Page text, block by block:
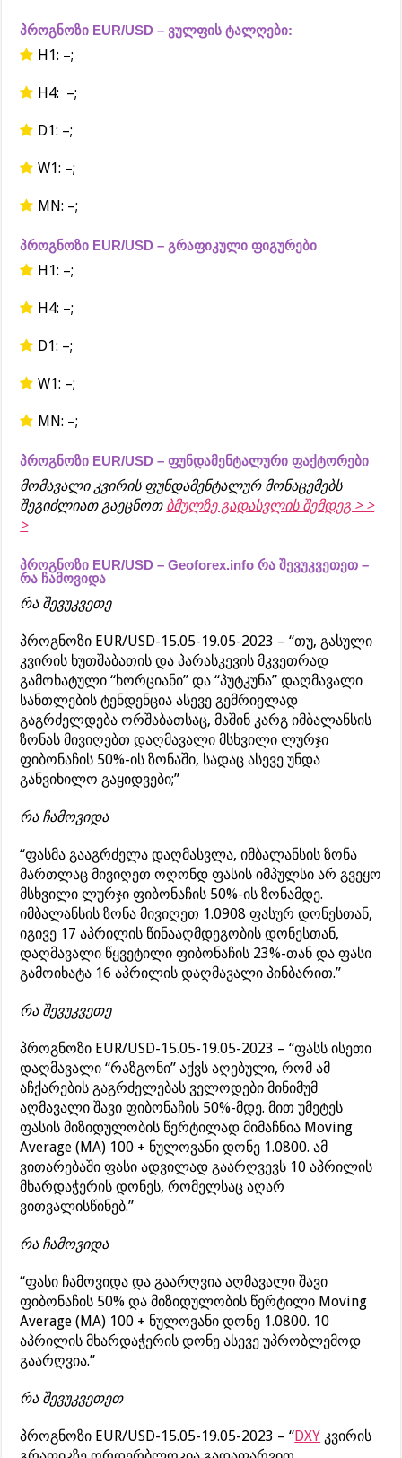
პროგნოზი EUR/USD – ვულფის ტალღები:
H1: –;
H4: –;
D1: –;
W1: –;
MN: –;
პროგნოზი EUR/USD – გრაფიკული ფიგურები
H1: –;
H4: –;
D1: –;
W1: –;
MN: –;
პროგნოზი EUR/USD – ფუნდამენტალური ფაქტორები
მომავალი კვირის ფუნდამენტალურ მონაცემებს
შეგიძლიათ გაეცნოთ ბმულზე გადასვლის შემდეგ > >
>
პროგნოზი EUR/USD – Geoforex.info რა შევუკვეთეთ –
რა ჩამოვიდა
რა შევუკვეთე
პროგნოზი EUR/USD-15.05-19.05-2023 – “თუ, გასული
კვირის ხუთშაბათის და პარასკევის მკვეთრად
გამოხატული “ხორციანი” და “პუტკუნა” დაღმავალი
სანთლების ტენდენცია ასევე გემრიელად
გაგრძელდება ორშაბათსაც, მაშინ კარგ იმბალანსის
ზონას მივიღებთ დაღმავალი მსხვილი ლურჯი
ფიბონაჩის 50%-ის ზონაში, სადაც ასევე უნდა
განვიხილო გაყიდვები;”
რა ჩამოვიდა
“ფასმა გააგრძელა დაღმასვლა, იმბალანსის ზონა
მართლაც მივიღეთ ოღონდ ფასის იმპულსი არ გვეყო
მსხვილი ლურჯი ფიბონაჩის 50%-ის ზონამდე.
იმბალანსის ზონა მივიღეთ 1.0908 ფასურ დონესთან,
იგივე 17 აპრილის წინააღმდეგობის დონესთან,
დაღმავალი წყვეტილი ფიბონაჩის 23%-თან და ფასი
გამოიხატა 16 აპრილის დაღმავალი პინბარით.”
რა შევუკვეთე
პროგნოზი EUR/USD-15.05-19.05-2023 – “ფასს ისეთი
დაღმავალი “რაზგონი” აქვს აღებული, რომ ამ
აჩქარების გაგრძელებას ველოდები მინიმუმ
აღმავალი შავი ფიბონაჩის 50%-მდე. მით უმეტეს
ფასის მიზიდულობის წერტილად მიმაჩნია Moving
Average (MA) 100 + ნულოვანი დონე 1.0800. ამ
ვითარებაში ფასი ადვილად გაარღვევს 10 აპრილის
მხარდაჭერის დონეს, რომელსაც აღარ
ვითვალისწინებ.”
რა ჩამოვიდა
“ფასი ჩამოვიდა და გაარღვია აღმავალი შავი
ფიბონაჩის 50% და მიზიდულობის წერტილი Moving
Average (MA) 100 + ნულოვანი დონე 1.0800. 10
აპრილის მხარდაჭერის დონე ასევე უპრობლემოდ
გაარღვია.”
რა შევუკვეთეთ
პროგნოზი EUR/USD-15.05-19.05-2023 – “DXY კვირის